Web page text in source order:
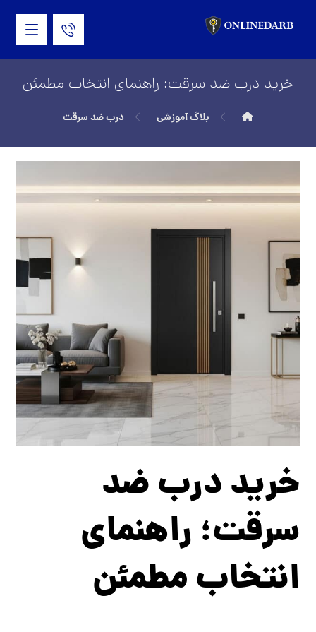
خرید درب ضد سرقت؛ راهنمای انتخاب مطمئن
بلاگ آموزشی درب ضد سرقت
خرید درب ضد
سرقت؛ راهنمای
انتخاب مطمئن